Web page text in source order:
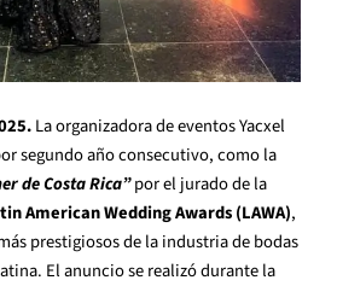
La organizadora de eventos Yacxel
segundo año consecutivo, como la
de Costa Rica”por el jurado de la
American Wedding Awards (LAWA),
prestigiosos de la industria de bodas
El anuncio se realizó durante la